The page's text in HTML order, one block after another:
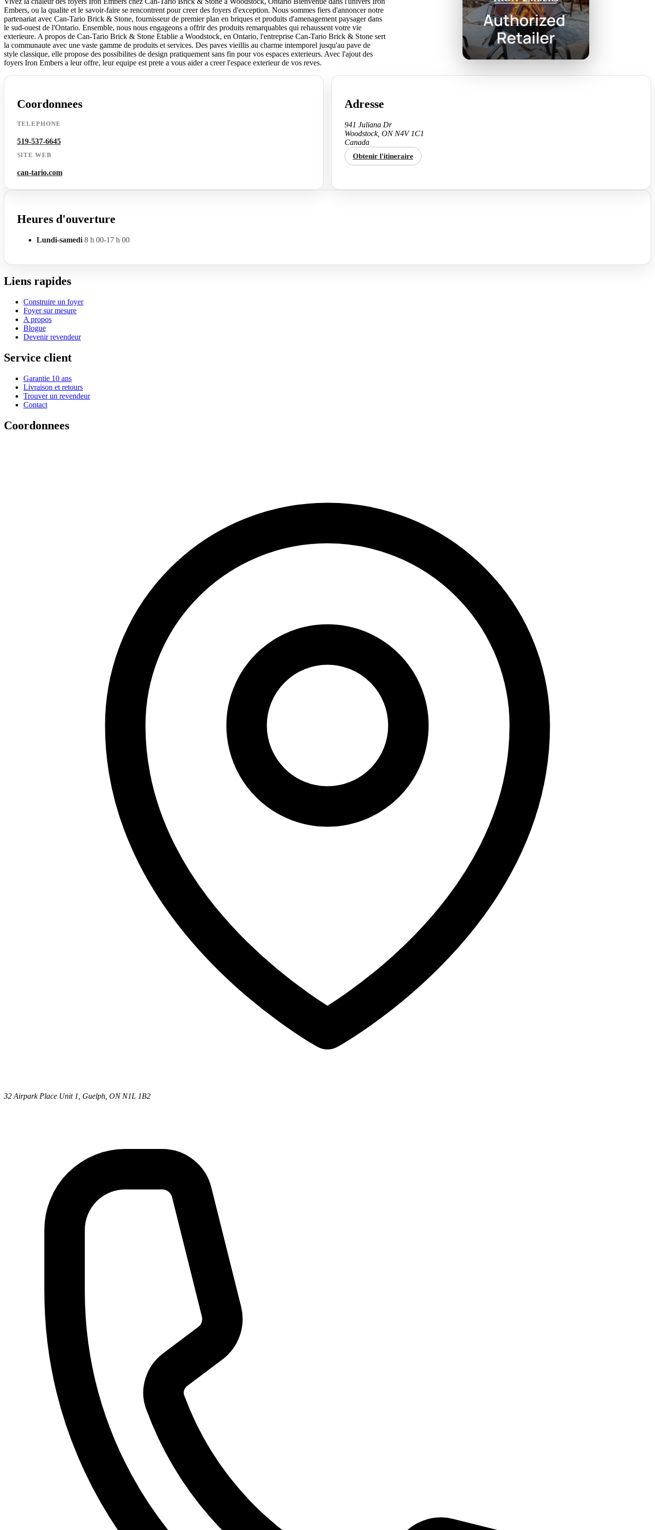
Embers, ou la qualite et le savoir-faire se rencontrent pour creer des foyers d'exception. Nous sommes fiers d'annoncer notre
partenariat avec Can-Tario Brick & Stone, fournisseur de premier plan en briques et produits d'amenagement paysager dans
le sud-ouest de l'Ontario. Ensemble, nous nous engageons a offrir des produits remarquables qui rehaussent votre vie
exterieure. A propos de Can-Tario Brick & Stone Etablie a Woodstock, en Ontario, l'entreprise Can-Tario Brick & Stone sert
la communaute avec une vaste gamme de produits et services. Des paves vieillis au charme intemporel jusqu'au pave de
style classique, elle propose des possibilites de design pratiquement sans fin pour vos espaces exterieurs. Avec l'ajout des
foyers Iron Embers a leur offre, leur equipe est prete a vous aider a creer l'espace exterieur de vos reves.
Coordonnees
TELEPHONE
519-537-6645
SITE WEB
can-tario.com
Adresse
941 Juliana Dr
Woodstock, ON N4V 1C1
Canada
Obtenir l'itineraire
Heures d'ouverture
Lundi-samedi 8 h 00-17 h 00
Liens rapides
Construire un foyer
Foyer sur mesure
A propos
Blogue
Devenir revendeur
Service client
Garantie 10 ans
Livraison et retours
Trouver un revendeur
Contact
Coordonnees
32 Airpark Place Unit 1, Guelph, ON N1L 1B2